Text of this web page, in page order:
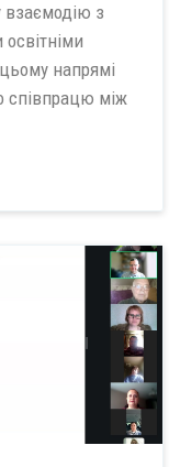
взаємодію з
напрямі
співпрацю між